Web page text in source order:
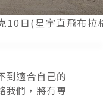
10日(星宇直飛布拉
到適合自己的
我們，將有專